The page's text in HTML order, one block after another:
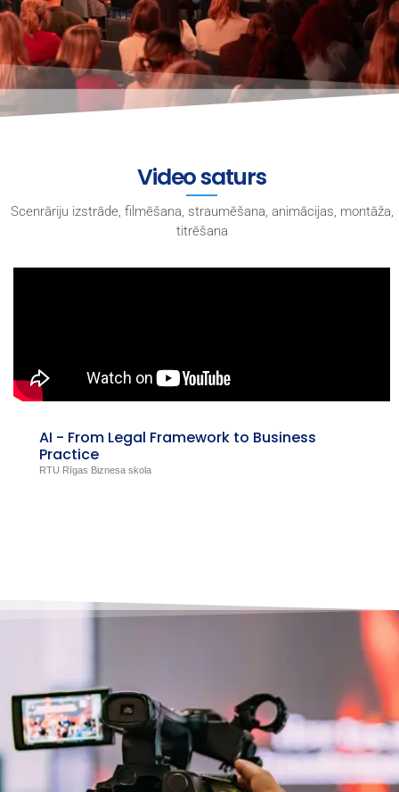
Video saturs
Scenrāriju izstrāde, filmēšana, straumēšana, animācijas, montāža,
titrēšana
AI - From Legal Framework to Business
Practice
RTU Rīgas Biznesa skola